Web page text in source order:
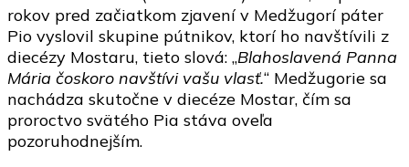
rokov pred začiatkom zjavení v Medžugorí páter
Pio vyslovil skupine pútnikov, ktorí ho navštívili z
diecézy Mostaru, tieto slová: „Blahoslavená Panna
Mária čoskoro navštívi vašu vlasť.“ Medžugorie sa
nachádza skutočne v diecéze Mostar, čím sa
proroctvo svätého Pia stáva oveľa
pozoruhodnejším.